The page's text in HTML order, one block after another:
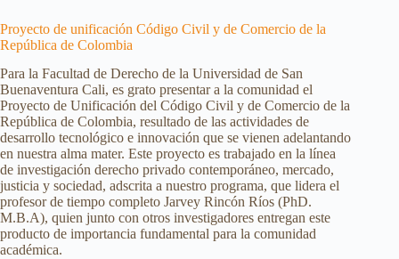
Proyecto de unificación Código Civil y de Comercio de la
República de Colombia
Para la Facultad de Derecho de la Universidad de San
Buenaventura Cali, es grato presentar a la comunidad el
Proyecto de Unificación del Código Civil y de Comercio de la
República de Colombia, resultado de las actividades de
desarrollo tecnológico e innovación que se vienen adelantando
en nuestra alma mater. Este proyecto es trabajado en la línea
de investigación derecho privado contemporáneo, mercado,
justicia y sociedad, adscrita a nuestro programa, que lidera el
profesor de tiempo completo Jarvey Rincón Ríos (PhD.
M.B.A), quien junto con otros investigadores entregan este
producto de importancia fundamental para la comunidad
académica.